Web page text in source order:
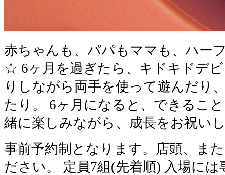
赤ちゃんも、パパもママも、ハー
☆ 6ヶ月を過ぎたら、キドキドデ
りしながら両手を使って遊んだり
たり。 6ヶ月になると、できるこ
緒に楽しみながら、成長をお祝い
事前予約制となります。店頭、ま
ださい。 定員7組(先着順) 入場に